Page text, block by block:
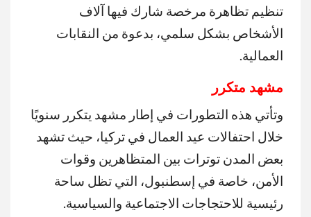
تنظيم تظاهرة مرخصة شارك فيها آلاف
الأشخاص بشكل سلمي، بدعوة من النقابات
العمالية.
مشهد متكرر
وتأتي هذه التطورات في إطار مشهد يتكرر سنويًا
خلال احتفالات عيد العمال في تركيا، حيث تشهد
بعض المدن توترات بين المتظاهرين وقوات
الأمن، خاصة في إسطنبول، التي تظل ساحة
رئيسية للاحتجاجات الاجتماعية والسياسية.